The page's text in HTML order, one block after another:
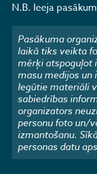
N.B. Ieeja
Pasākuma
laikā tiks veikta
mērķi atspoguļot
masu medijos
Iegūtie materiāli
sabiedrības
organizators
personu foto un/
izmantošanu.
personas datu